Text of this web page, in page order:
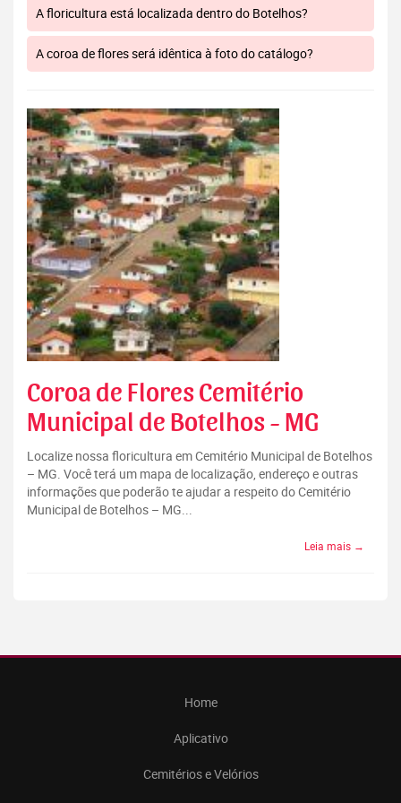
A floricultura está localizada dentro do Botelhos?
A coroa de flores será idêntica à foto do catálogo?
Coroa de Flores Cemitério
Municipal de Botelhos - MG
Localize nossa floricultura em Cemitério Municipal de Botelhos
– MG. Você terá um mapa de localização, endereço e outras
informações que poderão te ajudar a respeito do Cemitério
Municipal de Botelhos – MG...
Leia mais →
Home
Aplicativo
Cemitérios e Velórios